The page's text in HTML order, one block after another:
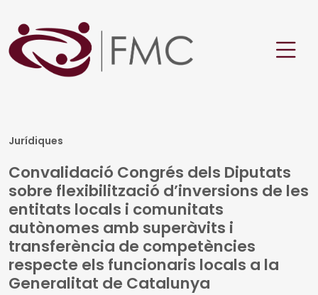
Jurídiques
Convalidació Congrés dels Diputats
sobre flexibilització d’inversions de les
entitats locals i comunitats
autònomes amb superàvits i
transferència de competències
respecte els funcionaris locals a la
Generalitat de Catalunya